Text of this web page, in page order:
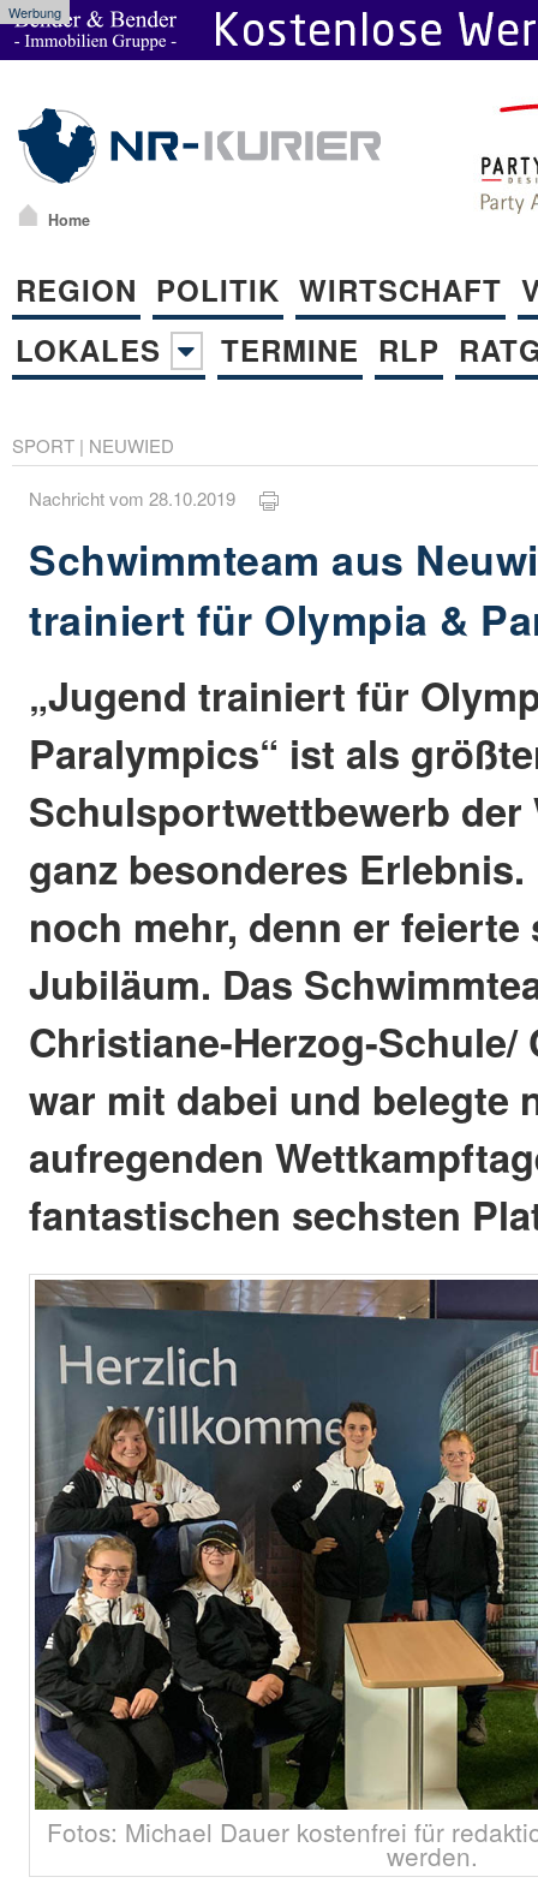
Werbung
Home
REGION POLITIK WIRTSCHAFT
LOKALES
TERMINE RLP
SPORT | NEUWIED
Nachricht vom 28.10.2019
Schwimmteam aus
trainiert für Olympia &
„Jugend trainiert für
Paralympics“ ist als
Schulsportwettbewerb der
ganz besonderes
noch mehr, denn er feierte
Jubiläum. Das
Christiane-Herzog-Schule/
war mit dabei und belegte
aufregenden
fantastischen sechsten
Fotos: Michael Dauer kostenfrei für
werden.